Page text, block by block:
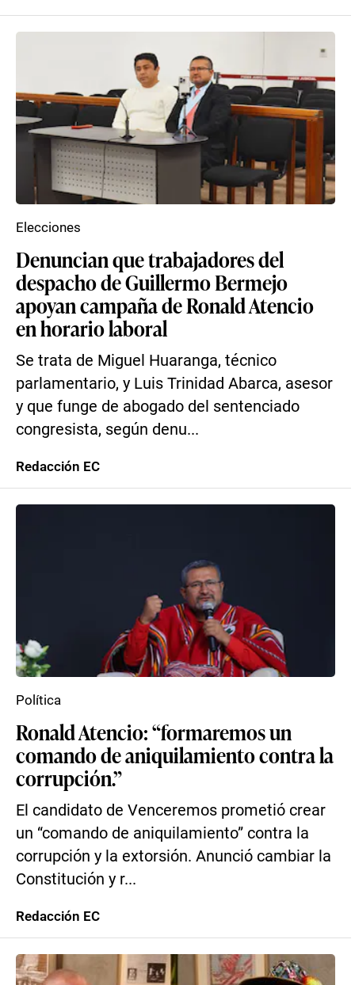
Denuncian que trabajadores del
despacho de Guillermo Bermejo
apoyan campaña de Ronald Atencio
en horario laboral
Se trata de Miguel Huaranga, técnico
parlamentario, y Luis Trinidad Abarca, asesor
y que funge de abogado del sentenciado
congresista, según denu...
Elecciones
Redacción EC
Ronald Atencio: “formaremos un
comando de aniquilamiento contra la
corrupción.”
El candidato de Venceremos prometió crear
un “comando de aniquilamiento” contra la
corrupción y la extorsión. Anunció cambiar la
Constitución y r...
Política
Redacción EC